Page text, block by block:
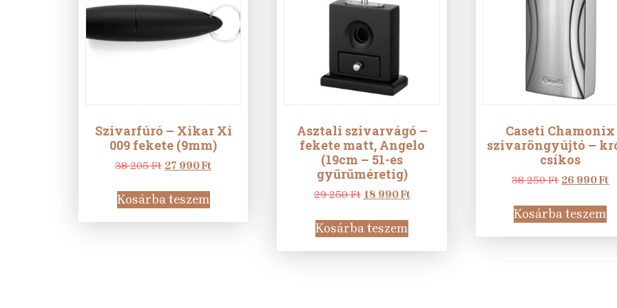
Szivarfúró – Xikar Xi
009 fekete (9mm)
38 205Ft Original
was:
38
205 Ft.
27 990FtCurrent
990 Ft.
Kosárba teszem
Asztali szivarvágó –
fekete matt, Angelo
(19cm – 51-es
gyűrűméretig)
29 250Ft Original
was:
29
250 Ft.
18 990FtCurrent
990 Ft.
Kosárba teszem
Caseti Chamonix
szivaröngyújtó –
csíkos
38 250Ft Original
was:
38
250 Ft.
26 990Ft
Kosárba teszem